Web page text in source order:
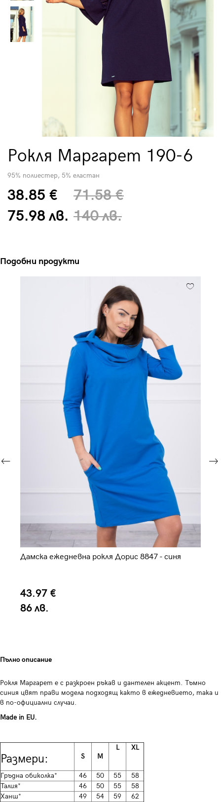
Рокля Маргарет 190-6
95% полиестер, 5% еластан
38.85 €
75.98 лв.
71.58 €
140 лв.
Подобни продукти
Дамска ежедневна рокля Дорис 8847 - синя
43.97 €
86 лв.
Пълно описание
Рокля Маргарет е с разкроен ръкав и дантелен акцент. Тъмно
синия цвят прави модела подходящ както в ежедневието, така и
в по-официални случаи.
Made in EU.
Размери: S M
L XL
Гръдна обиколка* 46 50 55
58
Талия*
46 50 55
58
Ханш*
49 54 59
62